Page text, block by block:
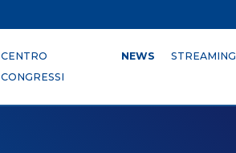
CENTRO
CONGRESSI
NEWS STREAMING